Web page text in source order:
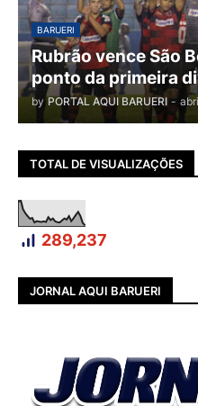
BARUERI
Rubrão vence São
ponto da primeira
by PORTAL AQUI BARUERI -
TOTAL DE VISUALIZAÇÕES
289,237
JORNAL AQUI BARUERI